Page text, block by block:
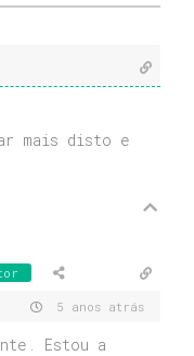
mais disto e
5 anos atrás
Estou a